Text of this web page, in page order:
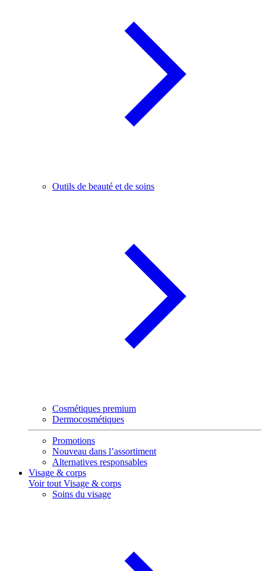
Outils de beauté et de soins
Cosmétiques premium
Dermocosmétiques
Promotions
Nouveau dans l’assortiment
Alternatives responsables
Visage & corps
Voir tout Visage & corps
Soins du visage